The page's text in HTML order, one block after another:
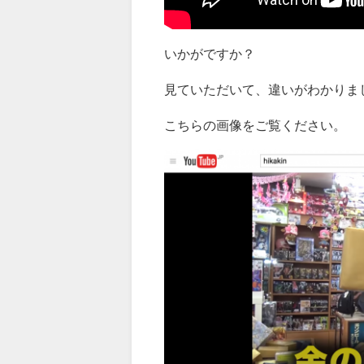
いかがですか？
見ていただいて、違いがわかりま
こちらの画像をご覧ください。